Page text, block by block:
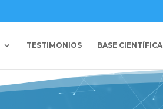
TESTIMONIOS BASE CIENTÍFICA